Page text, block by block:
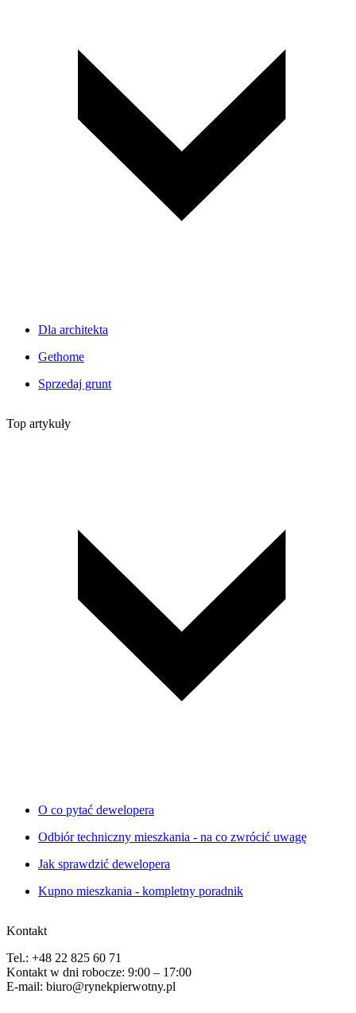
Dla architekta
Gethome
Sprzedaj grunt
Top artykuły
O co pytać dewelopera
Odbiór techniczny mieszkania - na co zwrócić uwagę
Jak sprawdzić dewelopera
Kupno mieszkania - kompletny poradnik
Kontakt
Tel.: +48 22 825 60 71
Kontakt w dni robocze: 9:00 – 17:00
E-mail: biuro@rynekpierwotny.pl